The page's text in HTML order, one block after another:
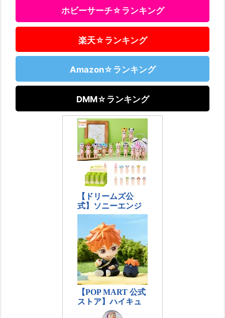
ホビーサーチ☆ランキング
楽天☆ランキング
Amazon☆ランキング
DMM☆ランキング